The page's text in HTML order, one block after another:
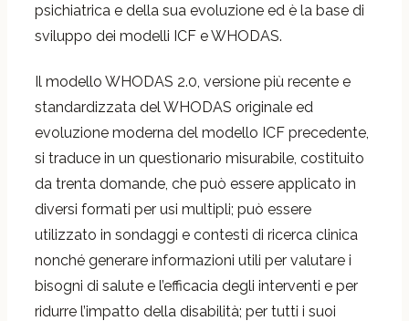
psichiatrica e della sua evoluzione ed è la base di
sviluppo dei modelli ICF e WHODAS.
Il modello WHODAS 2.0, versione più recente e
standardizzata del WHODAS originale ed
evoluzione moderna del modello ICF precedente,
si traduce in un questionario misurabile, costituito
da trenta domande, che può essere applicato in
diversi formati per usi multipli; può essere
utilizzato in sondaggi e contesti di ricerca clinica
nonché generare informazioni utili per valutare i
bisogni di salute e l’efficacia degli interventi e per
ridurre l’impatto della disabilità; per tutti i suoi